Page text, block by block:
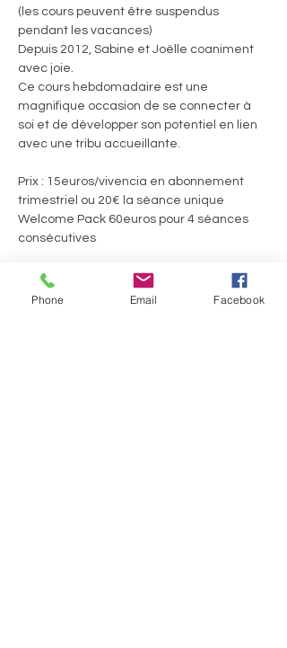
(les cours peuvent être suspendus
pendant les vacances)
Depuis 2012, Sabine et Joëlle coaniment
avec joie.
Ce cours hebdomadaire est une
magnifique occasion de se connecter à
soi et de développer son potentiel en lien
avec une tribu accueillante.
Prix : 15euros/vivencia en abonnement
trimestriel ou 20€ la séance unique
Welcome Pack 60euros pour 4 séances
consécutives
Ils.Elles témoignent :
Afficher plus
Phone Email Facebook